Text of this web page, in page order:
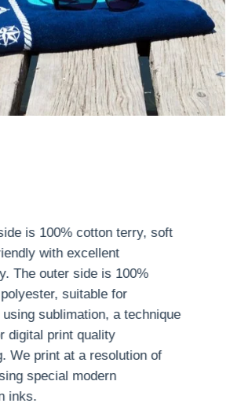
is 100% cotton terry, soft
with excellent
The outer side is 100%
suitable for
sublimation, a technique
digital print quality
We print at a resolution of
special modern
inks.